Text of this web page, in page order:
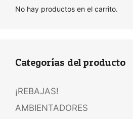
No hay productos en el carrito.
Categorías del producto
¡REBAJAS!
AMBIENTADORES